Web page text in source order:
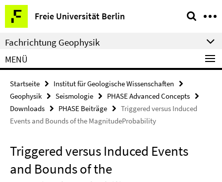
Springe
direkt
zu
Inhalt
Freie Universität Berlin
Service-
Navigation
Fachrichtung Geophysik
MENÜ
Startseite
Institut für Geologische Wissenschaften
Geophysik
Seismologie
PHASE Advanced Concepts
Downloads
PHASE Beiträge
Triggered versus Induced
Events and Bounds of the MagnitudeProbability
Triggered versus Induced Events
and Bounds of the